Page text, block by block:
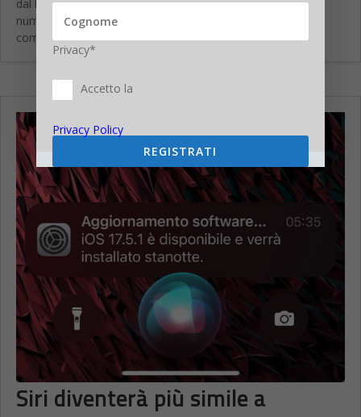
dal browser del tuo computer. Questa funzionalità offre
numerosi vantaggi, come la possibilità di chattare
comodamente da un dispositivo con...
Siri diventerà più simile a
Privacy*
Accetto la
Privacy Policy
REGISTRATI